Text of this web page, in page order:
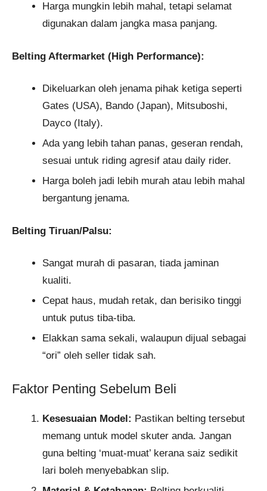
Harga mungkin lebih mahal, tetapi selamat
digunakan dalam jangka masa panjang.
Belting Aftermarket (High Performance):
Dikeluarkan oleh jenama pihak ketiga seperti
Gates (USA), Bando (Japan), Mitsuboshi,
Dayco (Italy).
Ada yang lebih tahan panas, geseran rendah,
sesuai untuk riding agresif atau daily rider.
Harga boleh jadi lebih murah atau lebih mahal
bergantung jenama.
Belting Tiruan/Palsu:
Sangat murah di pasaran, tiada jaminan
kualiti.
Cepat haus, mudah retak, dan berisiko tinggi
untuk putus tiba-tiba.
Elakkan sama sekali, walaupun dijual sebagai
“ori” oleh seller tidak sah.
Faktor Penting Sebelum Beli
Kesesuaian Model: Pastikan belting tersebut
memang untuk model skuter anda. Jangan
guna belting ‘muat-muat’ kerana saiz sedikit
lari boleh menyebabkan slip.